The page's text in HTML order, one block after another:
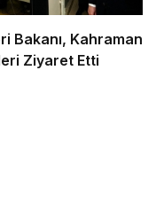
Bakanı, Kahraman
Ziyaret Etti